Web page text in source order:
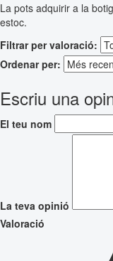
La pots adquirir a la
estoc.
Filtrar per valoració:
Ordenar per:
Escriu una
El teu nom
La teva opinió
Valoració